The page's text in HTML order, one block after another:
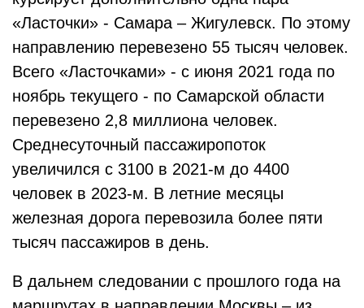
«Ласточки» - Самара – Жигулевск. По этому
направлению перевезено 55 тысяч человек.
Всего «Ласточками» - с июня 2021 года по
ноябрь текущего - по Самарской области
перевезено 2,8 миллиона человек.
Среднесуточный пассажиропоток
увеличился с 3100 в 2021-м до 4400
человек в 2023-м. В летние месяцы
железная дорога перевозила более пяти
тысяч пассажиров в день.
В дальнем следовании с прошлого года на